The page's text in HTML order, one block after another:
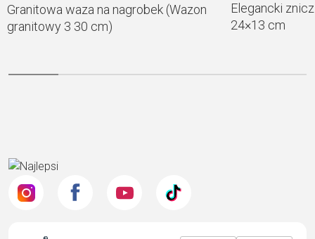
Granitowa waza na nagrobek (Wazon
granitowy 3 30 cm)
Elegancki
24×13 cm